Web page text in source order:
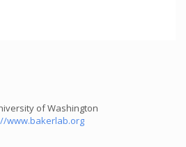
of Washington
www.bakerlab.org